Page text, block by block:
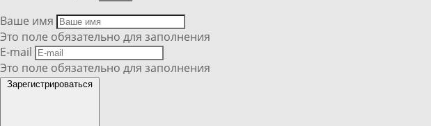
Ваше имя
Это поле обязательно для заполнения
E-mail
Это поле обязательно для заполнения
Зарегистрироваться